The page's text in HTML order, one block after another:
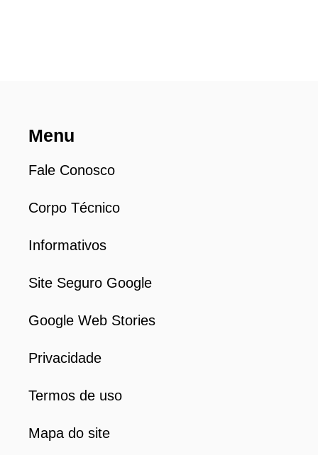
Menu
Fale Conosco
Corpo Técnico
Informativos
Site Seguro Google
Google Web Stories
Privacidade
Termos de uso
Mapa do site